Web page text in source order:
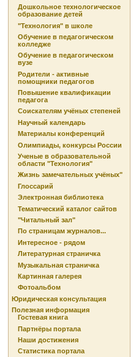
Дошкольное технологическое
образование детей
"Технология" в школе
Обучение в педагогическом
колледже
Обучение в педагогическом
вузе
Родители - активные
помощники педагогов
Повышение квалификации
педагога
Соискателям учёных степеней
Научный календарь
Материалы конференций
Олимпиады, конкурсы России
Ученые в образовательной
области "Технология"
Жизнь замечательных учёных"
Глоссарий
Электронная библиотека
Тематический каталог сайтов
"Читальный зал"
По страницам журналов...
Интересное - рядом
Литературная страничка
Музыкальная страничка
Картинная галерея
Фотоальбом
Юридическая консультация
Полезная информация
Гостевая книга
Партнёры портала
Наши достижения
Статистика портала